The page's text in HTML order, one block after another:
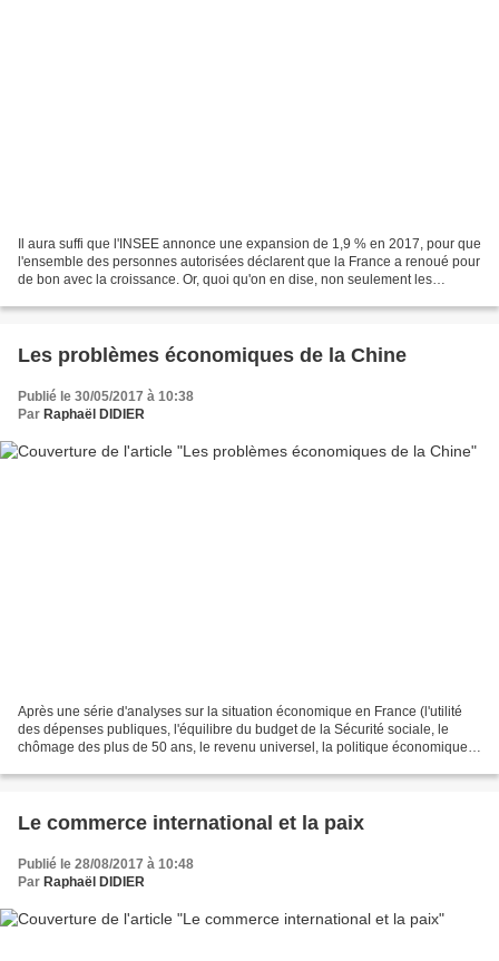
Il aura suffi que l'INSEE annonce une expansion de 1,9 % en 2017, pour que
l'ensemble des personnes autorisées déclarent que la France a renoué pour
de bon avec la croissance. Or, quoi qu'on en dise, non seulement les
Les problèmes économiques de la Chine
Publié le 30/05/2017 à 10:38
Par Raphaël DIDIER
Après une série d'analyses sur la situation économique en France (l'utilité
des dépenses publiques, l'équilibre du budget de la Sécurité sociale, le
chômage des plus de 50 ans, le revenu universel, la politique économique
Le commerce international et la paix
Publié le 28/08/2017 à 10:48
Par Raphaël DIDIER